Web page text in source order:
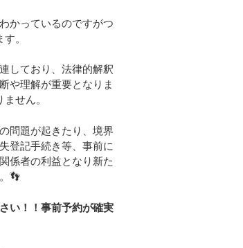
かっているのですがつ
。
しており、法律的解釈
や理解が重要となりま
せん。
問題が起きたり、境界
登記手続き等、事前に
係者の利益となり新た
👣
い！！事前予約が確実